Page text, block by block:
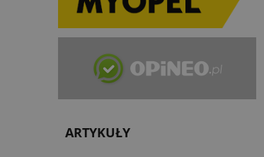
ARTYKUŁY